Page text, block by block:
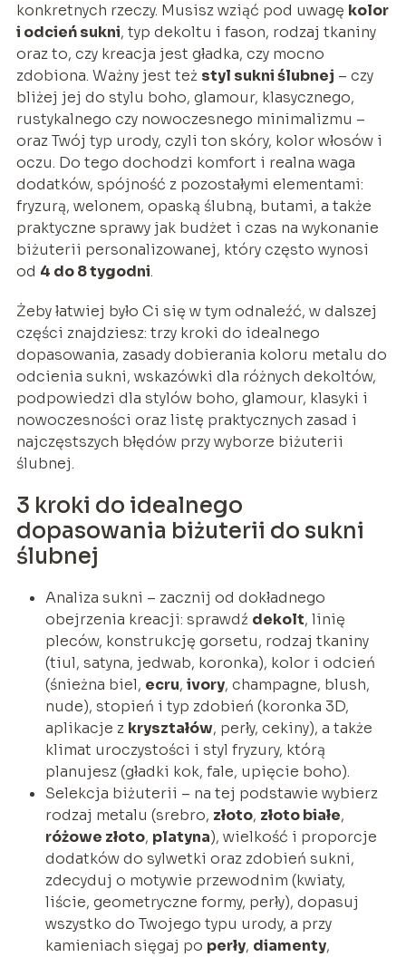
konkretnych rzeczy. Musisz wziąć pod uwagę kolor
i odcień sukni, typ dekoltu i fason, rodzaj tkaniny
oraz to, czy kreacja jest gładka, czy mocno
zdobiona. Ważny jest też styl sukni ślubnej – czy
bliżej jej do stylu boho, glamour, klasycznego,
rustykalnego czy nowoczesnego minimalizmu –
oraz Twój typ urody, czyli ton skóry, kolor włosów i
oczu. Do tego dochodzi komfort i realna waga
dodatków, spójność z pozostałymi elementami:
fryzurą, welonem, opaską ślubną, butami, a także
praktyczne sprawy jak budżet i czas na wykonanie
biżuterii personalizowanej, który często wynosi
od 4 do 8 tygodni.
Żeby łatwiej było Ci się w tym odnaleźć, w dalszej
części znajdziesz: trzy kroki do idealnego
dopasowania, zasady dobierania koloru metalu do
odcienia sukni, wskazówki dla różnych dekoltów,
podpowiedzi dla stylów boho, glamour, klasyki i
nowoczesności oraz listę praktycznych zasad i
najczęstszych błędów przy wyborze biżuterii
ślubnej.
3 kroki do idealnego
dopasowania biżuterii do sukni
ślubnej
Analiza sukni – zacznij od dokładnego
obejrzenia kreacji: sprawdź dekolt, linię
pleców, konstrukcję gorsetu, rodzaj tkaniny
(tiul, satyna, jedwab, koronka), kolor i odcień
(śnieżna biel, ecru, ivory, champagne, blush,
nude), stopień i typ zdobień (koronka 3D,
aplikacje z kryształów, perły, cekiny), a także
klimat uroczystości i styl fryzury, którą
planujesz (gładki kok, fale, upięcie boho).
Selekcja biżuterii – na tej podstawie wybierz
rodzaj metalu (srebro, złoto, złoto białe,
różowe złoto, platyna), wielkość i proporcje
dodatków do sylwetki oraz zdobień sukni,
zdecyduj o motywie przewodnim (kwiaty,
liście, geometryczne formy, perły), dopasuj
wszystko do Twojego typu urody, a przy
kamieniach sięgaj po perły, diamenty,